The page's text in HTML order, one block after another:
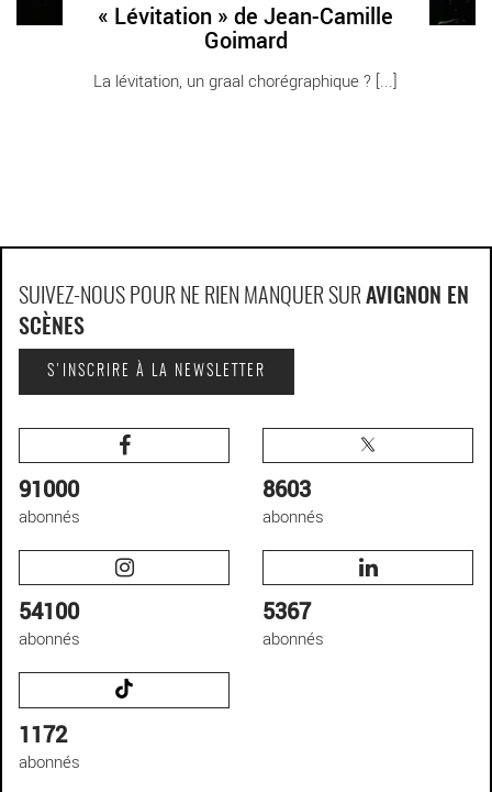
« Lévitation » de Jean-Camille
Goimard
La lévitation, un graal chorégraphique ? [...]
SUIVEZ-NOUS POUR NE RIEN MANQUER SUR AVIGNON EN
SCÈNES
S'INSCRIRE À LA NEWSLETTER
91000
abonnés
8603
abonnés
54100
abonnés
5367
abonnés
1172
abonnés